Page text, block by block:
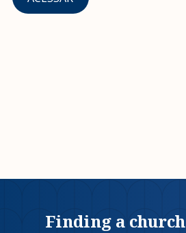
Finding a church